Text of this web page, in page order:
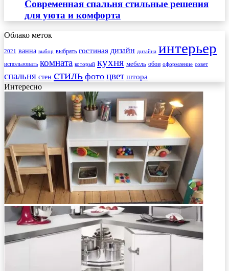
Современная спальня стильные решения
для уюта и комфорта
Облако меток
2021 ванна выбор выбрать гостиная дизайн дизайна интерьер
использовать комната который кухня мебель обои оформление совет
спальня стен стиль фото цвет штора
Интересно